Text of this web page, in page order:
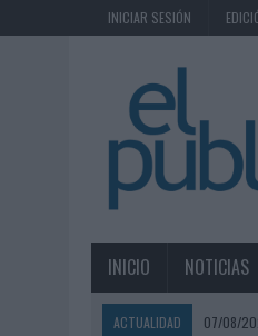
INICIAR SESIÓN
INICIO NOTICIAS
ACTUALIDAD 07/08/